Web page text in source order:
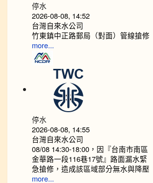
停水
2026-08-08, 14:52
台灣自來水公司
竹東鎮中正路郵局（對面）管線搶修
more...
停水
2026-08-08, 14:55
台灣自來水公司
08/08 14:30-18:00，因『台南市南區
金華路一段116巷17號』路面漏水緊
急搶修，造成該區域部分無水與降壓
more...